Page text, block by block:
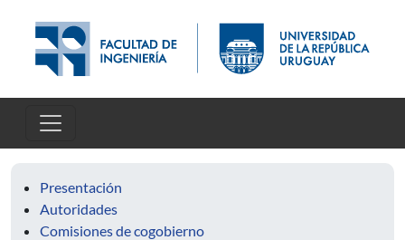
Presentación
Autoridades
Comisiones de cogobierno